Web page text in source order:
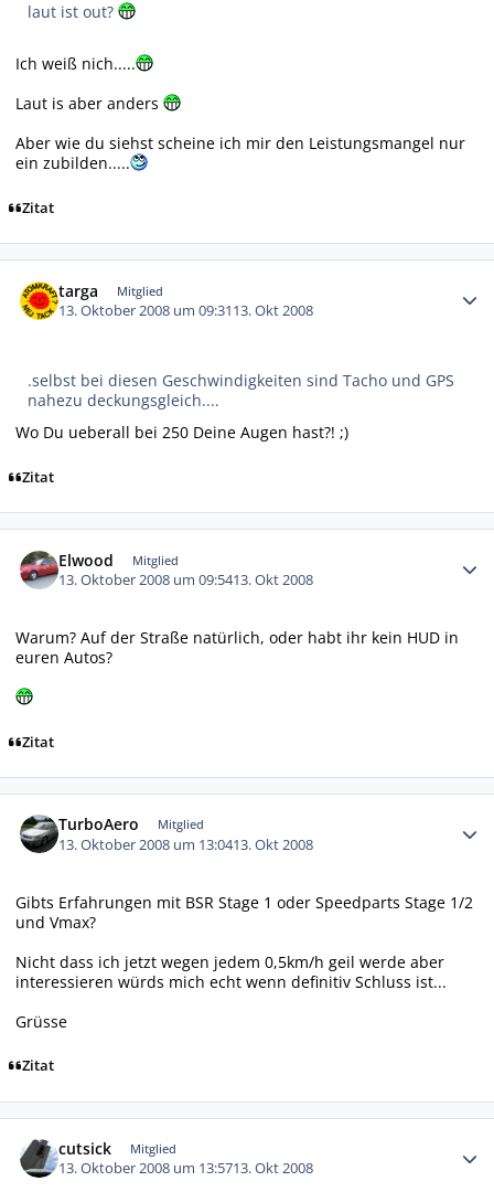
laut ist out?
Ich weiß nich.....
Laut is aber anders
Aber wie du siehst scheine ich mir den Leistungsmangel nur
ein zubilden.....
Zitat
targa Mitglied
13. Oktober 2008 um 09:3113. Okt 2008
.selbst bei diesen Geschwindigkeiten sind Tacho und GPS
nahezu deckungsgleich....
Wo Du ueberall bei 250 Deine Augen hast?! ;)
Zitat
Elwood Mitglied
13. Oktober 2008 um 09:5413. Okt 2008
Warum? Auf der Straße natürlich, oder habt ihr kein HUD in
euren Autos?
Zitat
TurboAero Mitglied
13. Oktober 2008 um 13:0413. Okt 2008
Gibts Erfahrungen mit BSR Stage 1 oder Speedparts Stage 1/2
und Vmax?
Nicht dass ich jetzt wegen jedem 0,5km/h geil werde aber
interessieren würds mich echt wenn definitiv Schluss ist...
Grüsse
Zitat
cutsick Mitglied
13. Oktober 2008 um 13:5713. Okt 2008